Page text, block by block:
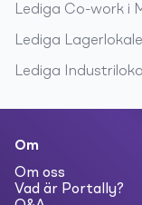
Lediga Co-work i
Lediga
Lediga
Om
Om oss
Vad är Portally?